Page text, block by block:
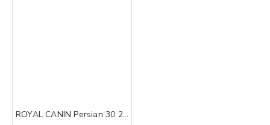
ROYAL CANIN Persian 30 2kg